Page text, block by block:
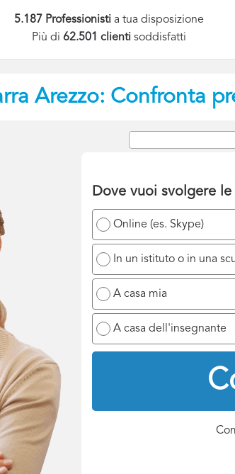
5.187 Professionisti a tua disposizione
Più di62.501 clientisoddisfatti
Arezzo: Confronta
Dove vuoi svolgere le
Online (es. Skype)
In un istituto o in una
A casa mia
A casa dell'insegnante